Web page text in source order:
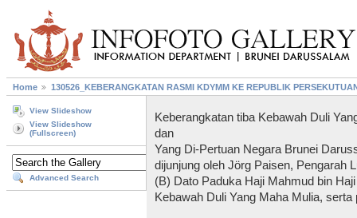
Home 130526_KEBERANGKATAN RASMI KDYMM KE REPUBLIK
View Slideshow
View Slideshow
(Fullscreen)
Advanced Search
Keberangkatan tiba Kebawah Duli
dan
Yang Di-Pertuan Negara Brunei
dijunjung oleh Jörg Paisen, Pengarah
(B) Dato Paduka Haji Mahmud bin
Kebawah Duli Yang Maha Mulia,